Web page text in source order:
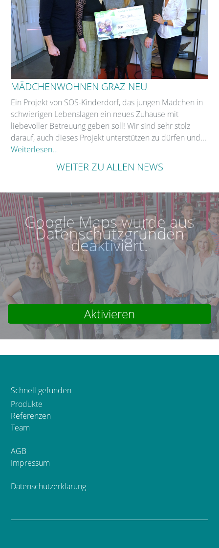
MÄDCHENWOHNEN GRAZ NEU
Ein Projekt von SOS-Kinderdorf, das jungen Mädchen in
schwierigen Lebenslagen ein neues Zuhause mit
liebevoller Betreuung geben soll! Wir sind sehr stolz
darauf, auch dieses Projekt unterstützen zu dürfen und...
Weiterlesen…
WEITER ZU ALLEN NEWS
Google Maps wurde aus
Datenschutzgründen
deaktiviert.
Aktivieren
Schnell gefunden
Produkte
Referenzen
Team
AGB
Impressum
Datenschutzerklärung